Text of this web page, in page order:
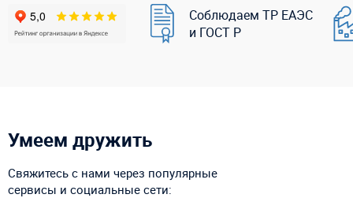
Соблюдаем ТР ЕАЭС
и ГОСТ Р
Умеем дружить
Свяжитесь с нами через популярные
сервисы и социальные сети: